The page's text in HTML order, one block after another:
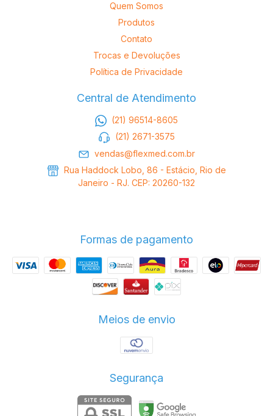
Quem Somos
Produtos
Contato
Trocas e Devoluções
Política de Privacidade
Central de Atendimento
(21) 96514-8605
(21) 2671-3575
vendas@flexmed.com.br
Rua Haddock Lobo, 86 - Estácio, Rio de
Janeiro - RJ. CEP: 20260-132
Formas de pagamento
Meios de envio
Segurança